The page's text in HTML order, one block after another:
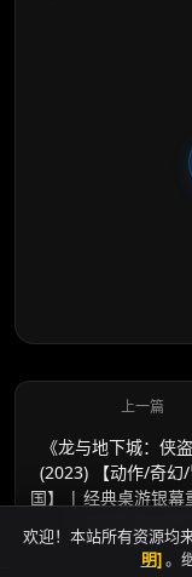
《龙与地下城：侠
(2023) 【动作/奇幻
国】 | 经典桌游银幕
宝小队爆笑逆袭
欢迎！本站所有资源均
明]。